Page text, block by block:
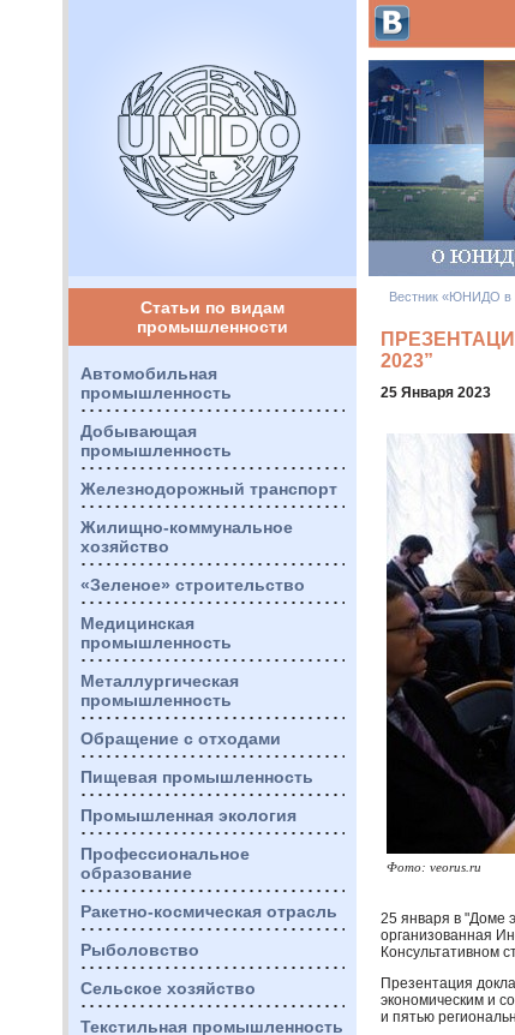
Статьи по видам
промышленности
Автомобильная
промышленность
Добывающая
промышленность
Железнодорожный транспорт
Жилищно-коммунальное
хозяйство
«Зеленое» строительство
Медицинская
промышленность
Металлургическая
промышленность
Обращение с отходами
Пищевая промышленность
Промышленная экология
Профессиональное
образование
Ракетно-космическая отрасль
Рыболовство
Сельское хозяйство
Текстильная промышленность
Вестник «ЮНИДО в
2023”
25 Января 2023
Фото: veorus.ru
25 января в "Доме
организованная
Консультативном
Презентация
экономическим и
и пятью